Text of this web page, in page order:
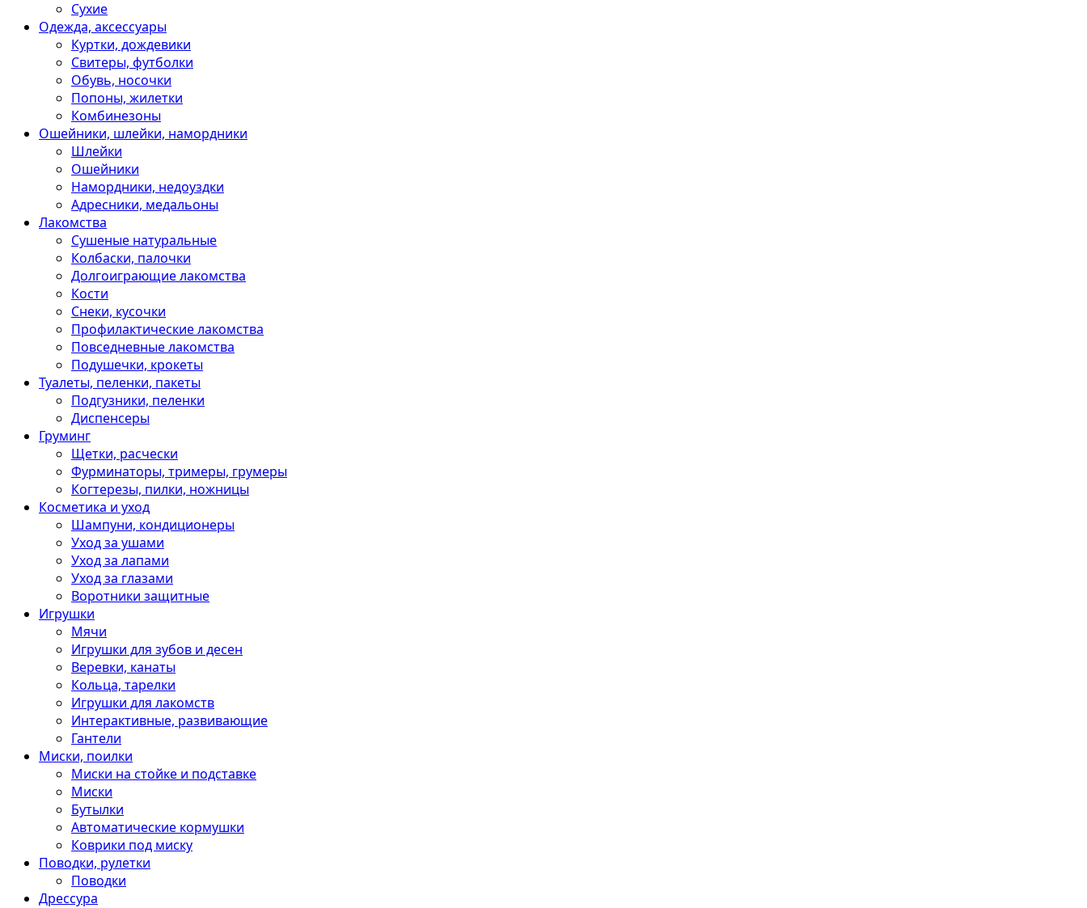
Сухие
Одежда, аксессуары
Куртки, дождевики
Свитеры, футболки
Обувь, носочки
Попоны, жилетки
Комбинезоны
Ошейники, шлейки, намордники
Шлейки
Ошейники
Намордники, недоуздки
Адресники, медальоны
Лакомства
Сушеные натуральные
Колбаски, палочки
Долгоиграющие лакомства
Кости
Снеки, кусочки
Профилактические лакомства
Повседневные лакомства
Подушечки, крокеты
Туалеты, пеленки, пакеты
Подгузники, пеленки
Диспенсеры
Груминг
Щетки, расчески
Фурминаторы, тримеры, грумеры
Когтерезы, пилки, ножницы
Косметика и уход
Шампуни, кондиционеры
Уход за ушами
Уход за лапами
Уход за глазами
Воротники защитные
Игрушки
Мячи
Игрушки для зубов и десен
Веревки, канаты
Кольца, тарелки
Игрушки для лакомств
Интерактивные, развивающие
Гантели
Миски, поилки
Миски на стойке и подставке
Миски
Бутылки
Автоматические кормушки
Коврики под миску
Поводки, рулетки
Поводки
Дрессура